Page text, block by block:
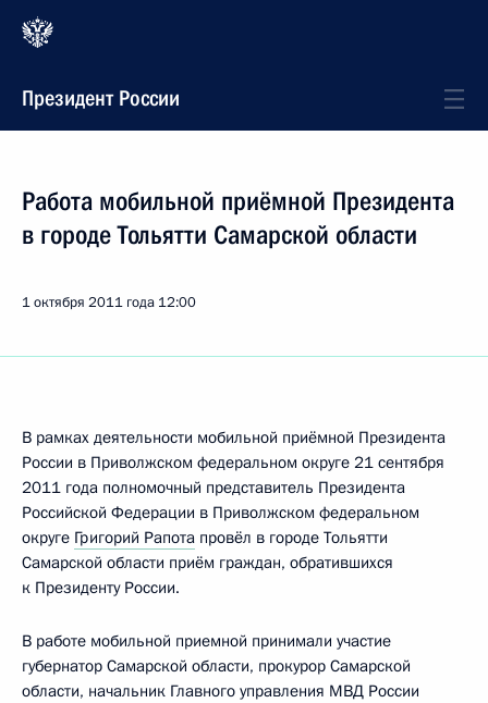
Президент России
Работа мобильной приёмной Президента
в городе Тольятти Самарской области
1 октября 2011 года 12:00
В рамках деятельности мобильной приёмной Президента
России в Приволжском федеральном округе 21 сентября
2011 года полномочный представитель Президента
Российской Федерации в Приволжском федеральном
округе Григорий Рапота провёл в городе Тольятти
Самарской области приём граждан, обратившихся
к Президенту России.
В работе мобильной приемной принимали участие
губернатор Самарской области, прокурор Самарской
области, начальник Главного управления МВД России